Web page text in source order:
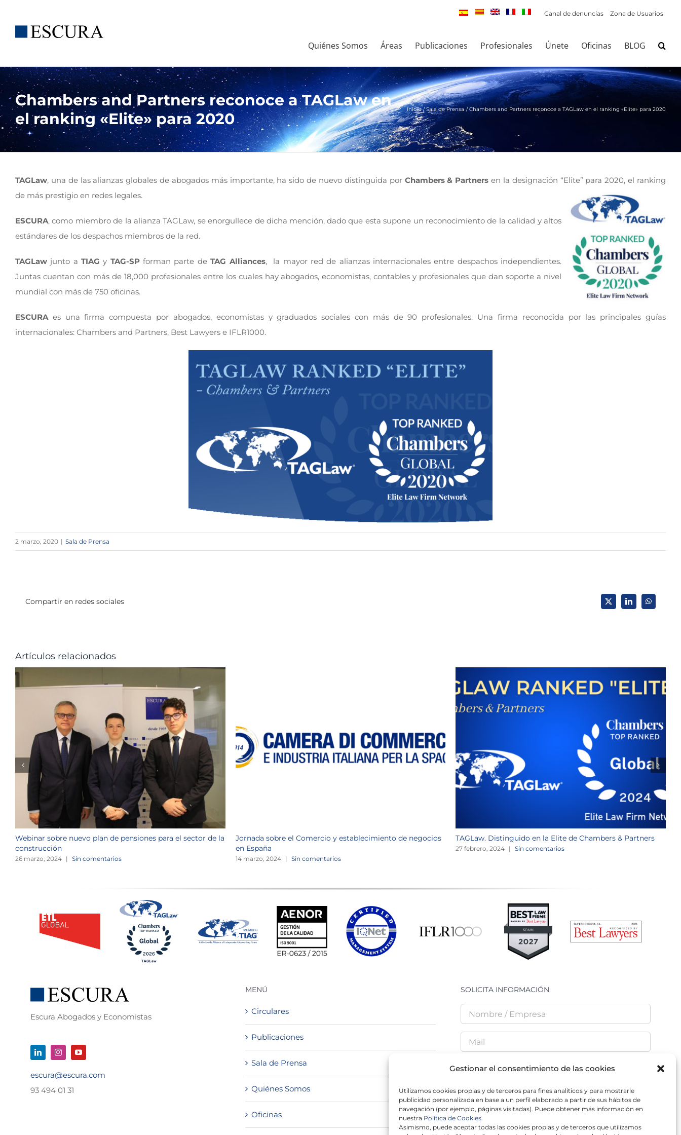
Gestionar el consentimiento de las cookies
Utilizamos cookies propias y de terceros para fines analíticos y para mostrarle
publicidad personalizada en base a un perfil elaborado a partir de sus hábitos de
navegación (por ejemplo, páginas visitadas). Puede obtener más información en
nuestra Política de Cookies.
Asimismo, puede aceptar todas las cookies propias y de terceros que utilizamos
contenido
Canal de denuncias Zona de Usuarios
Quiénes Somos Áreas Publicaciones Profesionales Únete Oficinas BLOG
Chambers and Partners reconoce a TAGLaw en
el ranking «Elite» para 2020
Inicio Sala de Prensa Chambers and Partners reconoce a TAGLaw en el ranking «Elite» para 2020
TAGLaw, una de las alianzas globales de abogados más importante, ha sido de nuevo distinguida por Chambers & Partners en la designación “Elite” para 2020, el ranking
de más prestigio en redes legales.
ESCURA, como miembro de la alianza TAGLaw, se enorgullece de dicha mención, dado que esta supone un reconocimiento de la calidad y altos
estándares de los despachos miembros de la red.
TAGLaw junto aTIAG y TAG-SPforman parte deTAG Alliances, la mayor red de alianzas internacionales entre despachos independientes.
Juntas cuentan con más de 18,000 profesionales entre los cuales hay abogados, economistas, contables y profesionales que dan soporte a nivel
mundial con más de 750 oficinas.
ESCURAes una firma compuesta por abogados, economistas y graduados sociales con más de 90 profesionales. Una firma reconocida por las principales guías
internacionales: Chambers and Partners, Best Lawyers e IFLR1000.
2 marzo, 2020 | Sala de Prensa
Compartir en redes sociales X LinkedInWhatsApp
Artículos relacionados
Webinar sobre nuevo plan de pensiones para el sector de la
construcción
26 marzo, 2024 | Sin comentarios
Jornada sobre el Comercio y establecimiento de negocios
en España
14 marzo, 2024 | Sin comentarios
TAGLaw. Distinguido en la Elite de Chambers & Partners
27 febrero, 2024 | Sin comentarios
Escura Abogados y Economistas
escura@escura.com
93 494 01 31
MENÚ
Circulares
Publicaciones
Sala de Prensa
Quiénes Somos
Oficinas
SOLICITA INFORMACIÓN
He leído y acepto laPolítica de Privacidad